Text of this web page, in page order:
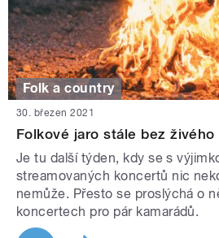
Folk a country
30. březen 2021
Folkové jaro stále bez živého
Je tu další týden, kdy se s
streamovaných koncertů nic
nemůže. Přesto se proslýchá o
koncertech pro pár kamarádů.